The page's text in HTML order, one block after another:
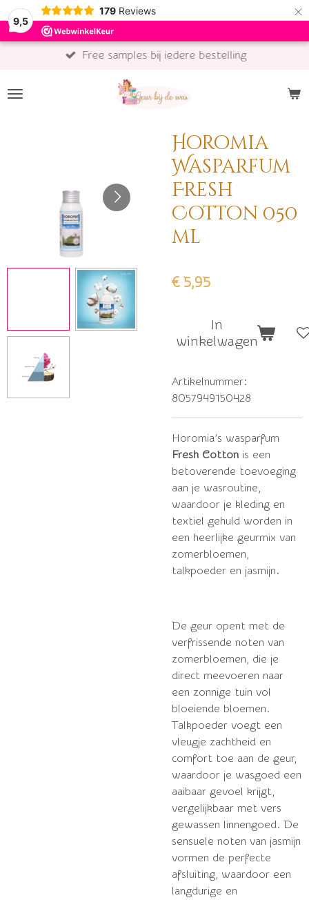
9,5
179 Reviews ×
Free samples bij iedere bestelling
Horomia
Wasparfum
Fresh
Cotton 050
ml
€ 5,95
In
winkelwagen
Artikelnummer:
8057949150428
Horomia’s wasparfum
Fresh Cotton is een
betoverende toevoeging
aan je wasroutine,
waardoor je kleding en
textiel gehuld worden in
een heerlijke geurmix van
zomerbloemen,
talkpoeder en jasmijn.
De geur opent met de
verfrissende noten van
zomerbloemen, die je
direct meevoeren naar
een zonnige tuin vol
bloeiende bloemen.
Talkpoeder voegt een
vleugje zachtheid en
comfort toe aan de geur,
waardoor je wasgoed een
aaibaar gevoel krijgt,
vergelijkbaar met vers
gewassen linnengoed. De
sensuele noten van jasmijn
vormen de perfecte
afsluiting, waardoor een
langdurige en